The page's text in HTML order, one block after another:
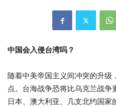
中国会入侵台湾吗？
随着中美帝国主义间冲突的升
点。台海战争恐将比乌克兰战争
日本、澳大利亚、几支北约国